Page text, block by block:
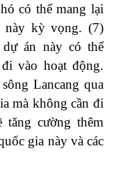
có thể mang lại
này kỳ vọng. (7)
án này có thể
vào hoạt động.
Lancang qua
mà không cần đi
cường thêm
gia này và các